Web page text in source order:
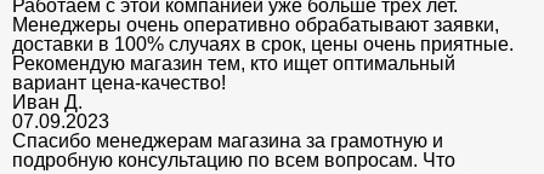
Работаем с этой компанией уже больше трех лет.
Менеджеры очень оперативно обрабатывают заявки,
доставки в 100% случаях в срок, цены очень приятные.
Рекомендую магазин тем, кто ищет оптимальный
вариант цена-качество!
Иван Д.
07.09.2023
Спасибо менеджерам магазина за грамотную и
подробную консультацию по всем вопросам. Что